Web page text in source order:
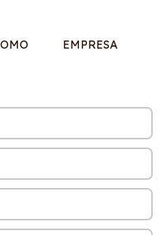
EMPRESA